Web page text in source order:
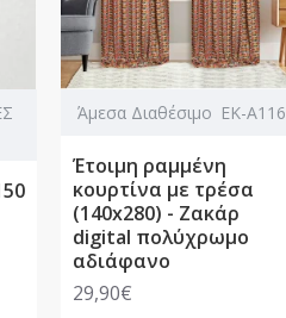
Άμεσα Διαθέσιμο ΕΚ-Α116
Έτοιμη ραμμένη
κουρτίνα με τρέσα
(140x280) - Ζακάρ
digital πολύχρωμο
αδιάφανο
29,90€